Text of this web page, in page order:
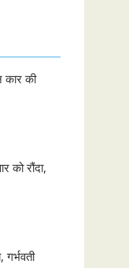
की
को रौंदा,